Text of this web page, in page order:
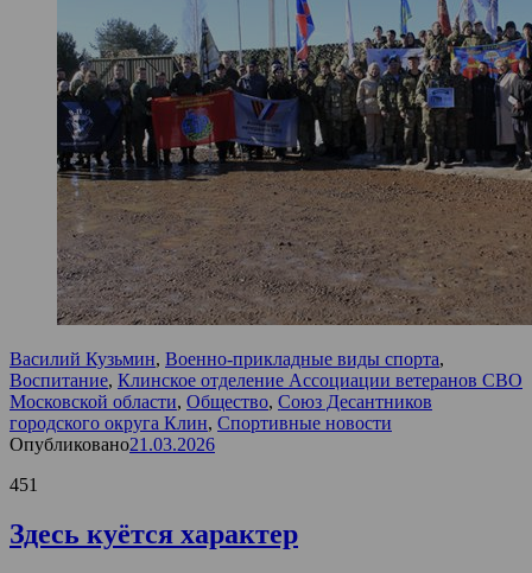
Василий Кузьмин, Военно-прикладные виды спорта,
Воспитание, Клинское отделение Ассоциации ветеранов СВО
Московской области, Общество, Союз Десантников
городского округа Клин, Спортивные новости
Опубликовано21.03.2026
451
Здесь куётся характер